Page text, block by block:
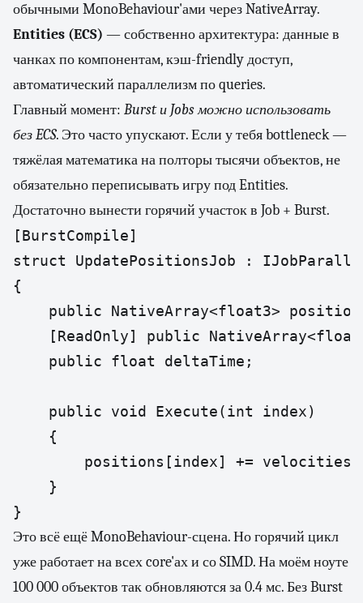
обычными MonoBehaviour'ами через NativeArray.
Entities (ECS) — собственно архитектура: данные в
чанках по компонентам, кэш-friendly доступ,
автоматический параллелизм по queries.
Главный момент: Burst и Jobs можно использовать
без ECS. Это часто упускают. Если у тебя bottleneck —
тяжёлая математика на полторы тысячи объектов, не
обязательно переписывать игру под Entities.
Достаточно вынести горячий участок в Job + Burst.
[BurstCompile]
struct UpdatePositionsJob :
{
public NativeArray<float3>
[ReadOnly] public
    public float deltaTime;
    public void Execute(int index)
    {
positions[index] +=
    }
Это всё ещё MonoBehaviour-сцена. Но горячий цикл
уже работает на всех core'ах и со SIMD. На моём ноуте
100 000 объектов так обновляются за 0.4 мс. Без Burst